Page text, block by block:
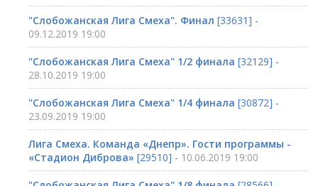
"Слобожанская Лига Смеха". Финал [33631] -
09.12.2019 19:00
"Слобожанская Лига Смеха" 1/2 финала [32129] -
28.10.2019 19:00
"Слобожанская Лига Смеха" 1/4 финала [30872] -
23.09.2019 19:00
Лига Смеха. Команда «Днепр». Гости программы -
«Стадион Диброва» [29510] - 10.06.2019 19:00